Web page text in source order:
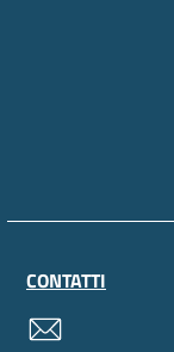
CONTATTI